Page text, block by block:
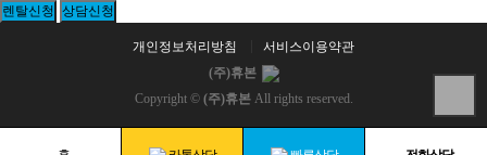
개인정보처리방침
서비스이용약관
(주)휴본
Copyright © (주)휴본All rights reserved.